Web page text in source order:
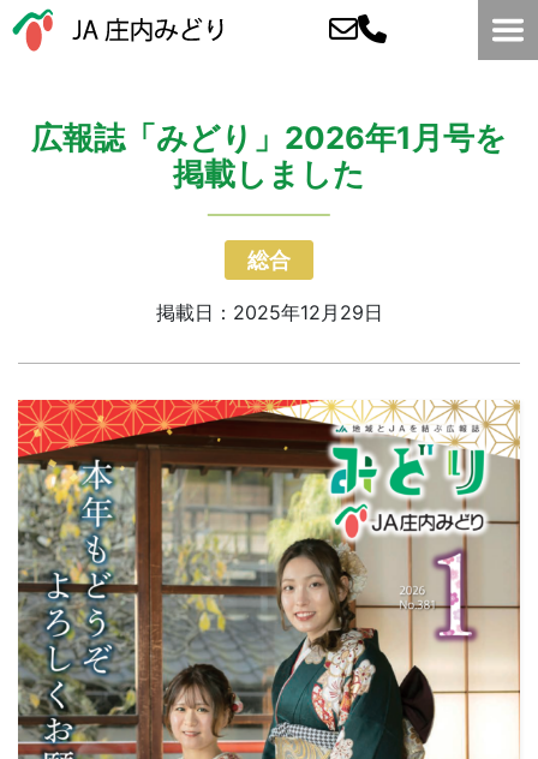
広報誌「みどり」2026年1月号を
掲載しました
総合
掲載日：2025年12月29日